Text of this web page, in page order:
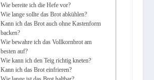
Wie bereite ich die Hefe vor?
Wie lange sollte das Brot abkühlen?
Kann ich das Brot auch ohne Kastenform
backen?
Wie bewahre ich das Vollkornbrot am
besten auf?
Wie kann ich den Teig richtig kneten?
Kann ich das Brot einfrieren?